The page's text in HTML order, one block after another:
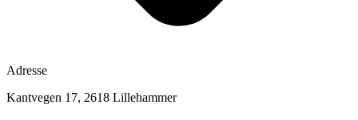
Adresse
Kantvegen 17, 2618 Lillehammer